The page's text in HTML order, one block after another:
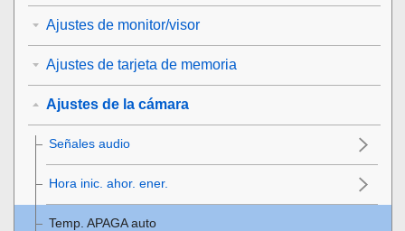
Ajustes de monitor/visor
Ajustes de tarjeta de memoria
Ajustes de la cámara
Señales audio
Hora inic. ahor. ener.
Temp. APAGA auto